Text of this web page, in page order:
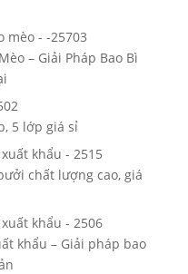
– Giải Pháp Bao Bì
5 lớp giá sỉ
chất lượng cao, giá
khẩu – Giải pháp bao